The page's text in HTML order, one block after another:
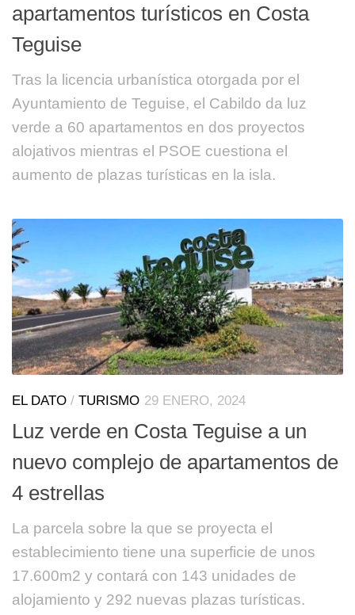
apartamentos turísticos en Costa
Teguise
Tras la licencia urbanística otorgada por el
Ayuntamiento de Teguise, el Cabildo da luz
verde a 60 apartamentos en dos proyectos
alojativos mientras el PSOE cuestiona el
aumento de plazas turísticas en la isla.
EL DATO / TURISMO 29 ENERO, 2024
Luz verde en Costa Teguise a un
nuevo complejo de apartamentos de
4 estrellas
La parcela sobre la que se proyecta el
establecimiento tiene una superficie de unos
17.600m2 y contará con 143 unidades de
alojamiento y 292 nuevas plazas turísticas.